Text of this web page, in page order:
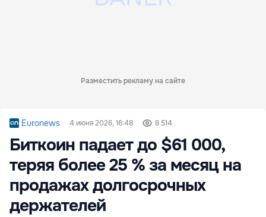
Разместить рекламу на сайте
Euronews 4 июня 2026, 16:48 8 514
Биткоин падает до $61 000,
теряя более 25 % за месяц на
продажах долгосрочных
держателей